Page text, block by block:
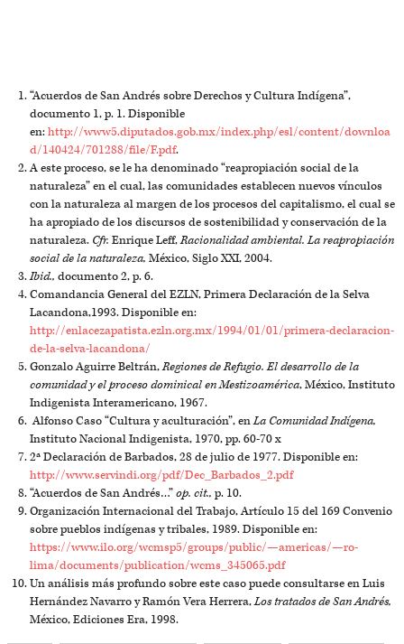
“Acuerdos de San Andrés sobre Derechos y Cultura Indígena”,
documento 1, p. 1. Disponible
en:http://www5.diputados.gob.mx/index.php/esl/content/downloa
d/140424/701288/file/F.pdf.
A este proceso, se le ha denominado “reapropiación social de la
naturaleza” en el cual, las comunidades establecen nuevos vínculos
con la naturaleza al margen de los procesos del capitalismo, el cual se
ha apropiado de los discursos de sostenibilidad y conservación de la
naturaleza. Cfr. Enrique Leff,Racionalidad ambiental. La reapropiación
social de la naturaleza, México, Siglo XXI, 2004.
Ibid., documento 2, p. 6.
Comandancia General del EZLN, Primera Declaración de la Selva
Lacandona,1993. Disponible en:
http://enlacezapatista.ezln.org.mx/1994/01/01/primera-declaracion-
de-la-selva-lacandona/
Gonzalo Aguirre Beltrán,Regiones de Refugio. El desarrollo de la
comunidad y el proceso dominical en Mestizoamérica, México, Instituto
Indigenista Interamericano, 1967.
Alfonso Caso “Cultura y aculturación”, enLa Comunidad Indígena,
Instituto Nacional Indigenista, 1970, pp. 60-70 x
2ª Declaración de Barbados, 28 de julio de 1977. Disponible en:
http://www.servindi.org/pdf/Dec_Barbados_2.pdf
“Acuerdos de San Andrés…”op. cit., p. 10.
Organización Internacional del Trabajo, Artículo 15 del 169 Convenio
sobre pueblos indígenas y tribales, 1989. Disponible en:
https://www.ilo.org/wcmsp5/groups/public/—americas/—ro-
lima/documents/publication/wcms_345065.pdf
Un análisis más profundo sobre este caso puede consultarse en Luis
Hernández Navarro y Ramón Vera Herrera,Los tratados de San Andrés,
México, Ediciones Era, 1998.